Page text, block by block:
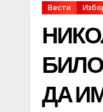
Вести
ДА